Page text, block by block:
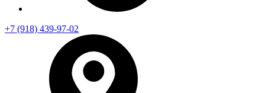
+7 (918) 439-97-02